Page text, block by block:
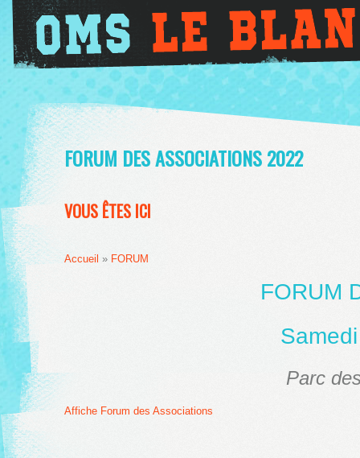
FORUM DES ASSOCIATIONS 2022
VOUS ÊTES ICI
Accueil » FORUM
FORUM
Parc
Affiche Forum des Associations